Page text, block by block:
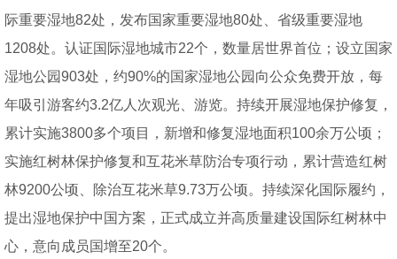
际重要湿地82处，发布国家重要湿地80处、省级重要湿地
1208处。认证国际湿地城市22个，数量居世界首位；设立国家
湿地公园903处，约90%的国家湿地公园向公众免费开放，每
年吸引游客约3.2亿人次观光、游览。持续开展湿地保护修复，
累计实施3800多个项目，新增和修复湿地面积100余万公顷；
实施红树林保护修复和互花米草防治专项行动，累计营造红树
林9200公顷、除治互花米草9.73万公顷。持续深化国际履约，
提出湿地保护中国方案，正式成立并高质量建设国际红树林中
心，意向成员国增至20个。